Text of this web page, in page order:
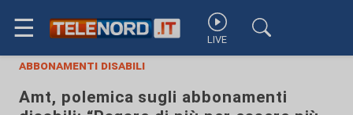
☰ LIVE
abbonamenti disabili
Amt, polemica sugli abbonamenti